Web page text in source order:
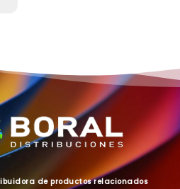
de productos relacionados